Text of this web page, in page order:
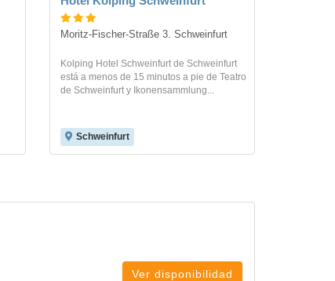
Moritz-Fischer-Straße 3. Schweinfurt
Kolping Hotel Schweinfurt de Schweinfurt
está a menos de 15 minutos a pie de Teatro
de Schweinfurt y Ikonensammlung...
Schweinfurt
Ver disponibilidad